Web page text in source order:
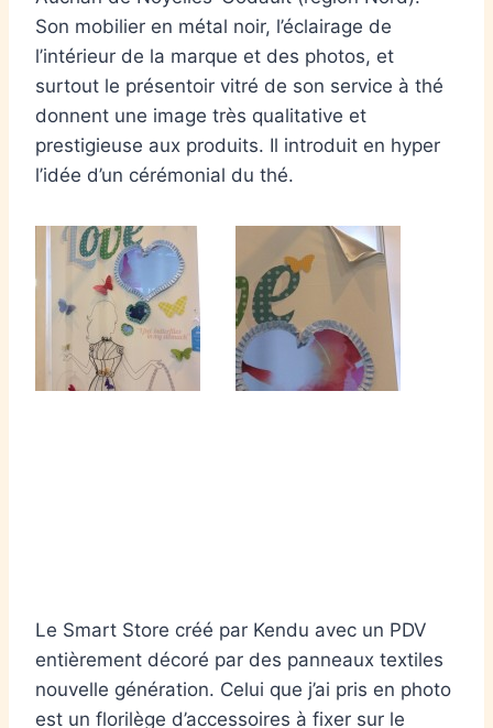
Son mobilier en métal noir, l’éclairage de
l’intérieur de la marque et des photos, et
surtout le présentoir vitré de son service à thé
donnent une image très qualitative et
prestigieuse aux produits. Il introduit en hyper
l’idée d’un cérémonial du thé.
Le Smart Store créé par Kendu avec un PDV
entièrement décoré par des panneaux textiles
nouvelle génération. Celui que j’ai pris en photo
est un florilège d’accessoires à fixer sur le